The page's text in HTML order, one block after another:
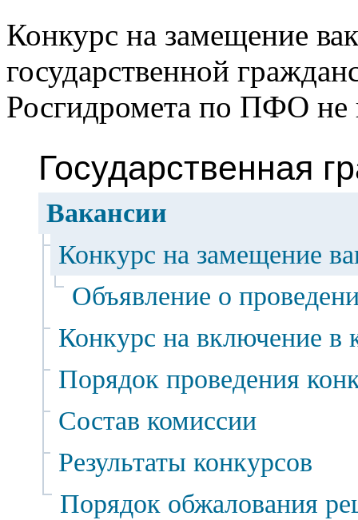
Конкурс на замещение
государственной
Росгидромета по ПФО не
Государственная
Вакансии
Конкурс на замещение
Объявление о
Конкурс на включение в
Порядок проведения
Состав комиссии
Результаты конкурсов
Порядок обжалования